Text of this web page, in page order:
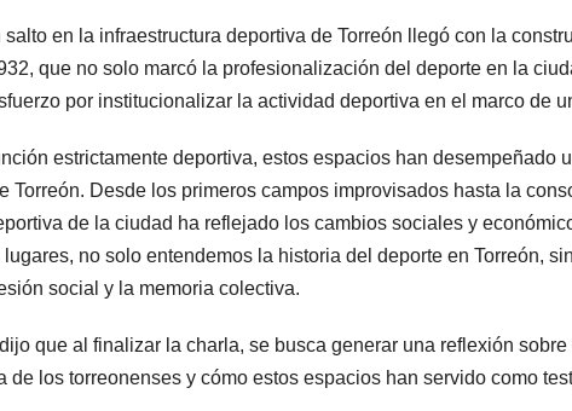
salto en la infraestructura deportiva de Torreón llegó con la
que no solo marcó la profesionalización del deporte en la
por institucionalizar la actividad deportiva en el marco de
estrictamente deportiva, estos espacios han desempeñado
Torreón. Desde los primeros campos improvisados hasta la
de la ciudad ha reflejado los cambios sociales y
no solo entendemos la historia del deporte en Torreón,
social y la memoria colectiva.
que al finalizar la charla, se busca generar una reflexión
de los torreonenses y cómo estos espacios han servido como